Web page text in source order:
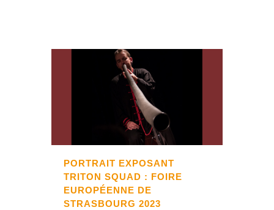
PORTRAIT EXPOSANT
TRITON SQUAD : FOIRE
EUROPÉENNE DE
STRASBOURG 2023